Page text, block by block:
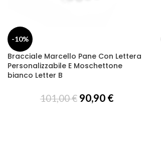
-10%
Bracciale Marcello Pane Con Lettera
Personalizzabile E Moschettone
bianco Letter B
101,00€ 90,90 €